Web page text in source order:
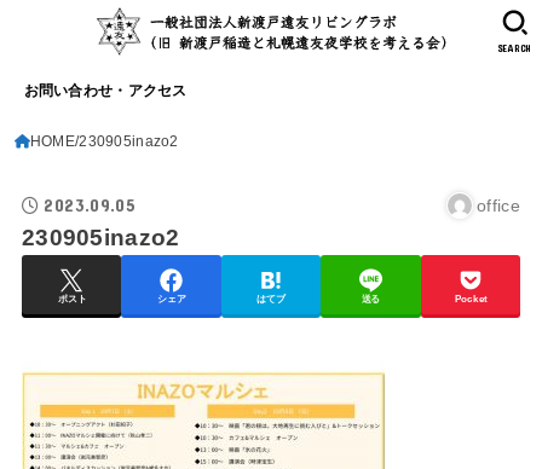
お問い合わせ・アクセス
SEARCH
HOME 230905inazo2
2023.09.05 office
230905inazo2
ポスト シェア はてブ 送る Pocket